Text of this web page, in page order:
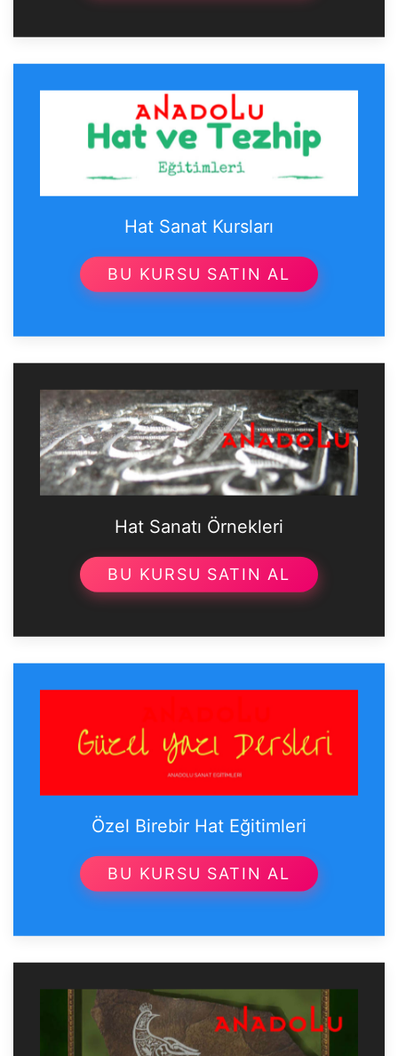
Hat Sanat Kursları
BU KURSU SATIN AL
Hat Sanatı Örnekleri
BU KURSU SATIN AL
Özel Birebir Hat Eğitimleri
BU KURSU SATIN AL